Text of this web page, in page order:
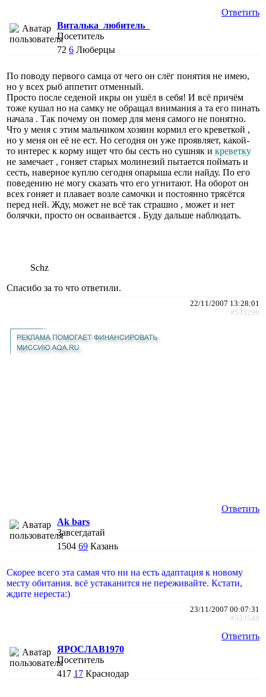
Ответить
Виталька_любитель_
Посетитель
72 6 Люберцы
По поводу первого самца от чего он слёг понятия не имею,
но у всех рыб аппетит отменный.
Просто после седеной икры он ушёл в себя! И всё причём
тоже кушал но на самку не обращал внимания а та его пинать
начала . Так почему он помер для меня самого не понятно.
Что у меня с этим мальчиком хозяин кормил его креветкой ,
но у меня он её не ест. Но сегодня он уже проявляет, какой-
то интерес к корму ищет что бы сесть но сушняк и креветку
не замечает , гоняет старых молинезий пытается поймать и
сесть, наверное куплю сегодня опарыша если найду. По его
поведению не могу сказать что его угнитают. На оборот он
всех гоняет и плавает возле самочки и постоянно трясётся
перед ней. Жду, может не всё так страшно , может и нет
болячки, просто он осваивается . Буду дальше наблюдать.
Schz
Спасибо за то что ответили.
22/11/2007 13:28:01
#533296
Ответить
Ak bars
Завсегдатай
1504 69 Казань
Скорее всего эта самая что ни на есть адаптация к новому
месту обитания. всё устаканится не переживайте. Кстати,
ждите нереста:)
23/11/2007 00:07:31
#533548
Ответить
ЯРОСЛАВ1970
Посетитель
417 17 Краснодар